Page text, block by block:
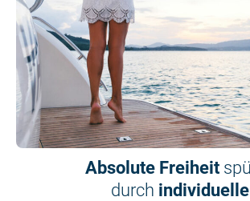
Absolute Freiheit
durch individuelle